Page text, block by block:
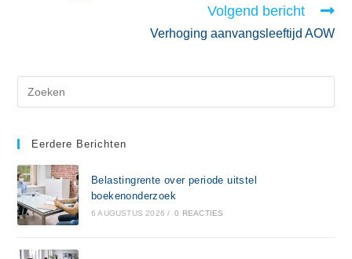
Volgend bericht
Verhoging aanvangsleeftijd AOW
Eerdere Berichten
Belastingrente over periode uitstel
boekenonderzoek
6 AUGUSTUS 2026 / 0 REACTIES